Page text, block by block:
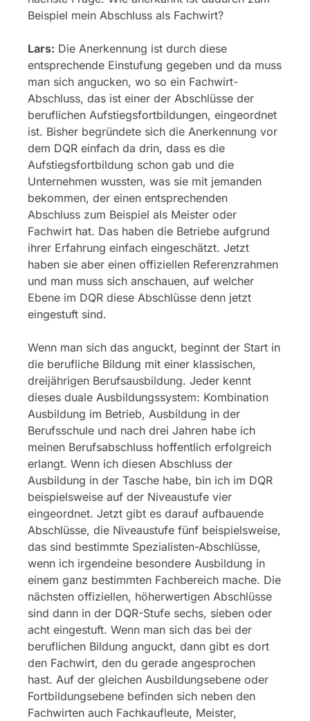
Beispiel mein Abschluss als Fachwirt?
Lars: Die Anerkennung ist durch diese
entsprechende Einstufung gegeben und da muss
man sich angucken, wo so ein Fachwirt-
Abschluss, das ist einer der Abschlüsse der
beruflichen Aufstiegsfortbildungen, eingeordnet
ist. Bisher begründete sich die Anerkennung vor
dem DQR einfach da drin, dass es die
Aufstiegsfortbildung schon gab und die
Unternehmen wussten, was sie mit jemanden
bekommen, der einen entsprechenden
Abschluss zum Beispiel als Meister oder
Fachwirt hat. Das haben die Betriebe aufgrund
ihrer Erfahrung einfach eingeschätzt. Jetzt
haben sie aber einen offiziellen Referenzrahmen
und man muss sich anschauen, auf welcher
Ebene im DQR diese Abschlüsse denn jetzt
eingestuft sind.
Wenn man sich das anguckt, beginnt der Start in
die berufliche Bildung mit einer klassischen,
dreijährigen Berufsausbildung. Jeder kennt
dieses duale Ausbildungssystem: Kombination
Ausbildung im Betrieb, Ausbildung in der
Berufsschule und nach drei Jahren habe ich
meinen Berufsabschluss hoffentlich erfolgreich
erlangt. Wenn ich diesen Abschluss der
Ausbildung in der Tasche habe, bin ich im DQR
beispielsweise auf der Niveaustufe vier
eingeordnet. Jetzt gibt es darauf aufbauende
Abschlüsse, die Niveaustufe fünf beispielsweise,
das sind bestimmte Spezialisten-Abschlüsse,
wenn ich irgendeine besondere Ausbildung in
einem ganz bestimmten Fachbereich mache. Die
nächsten offiziellen, höherwertigen Abschlüsse
sind dann in der DQR-Stufe sechs, sieben oder
acht eingestuft. Wenn man sich das bei der
beruflichen Bildung anguckt, dann gibt es dort
den Fachwirt, den du gerade angesprochen
hast. Auf der gleichen Ausbildungsebene oder
Fortbildungsebene befinden sich neben den
Fachwirten auch Fachkaufleute, Meister,